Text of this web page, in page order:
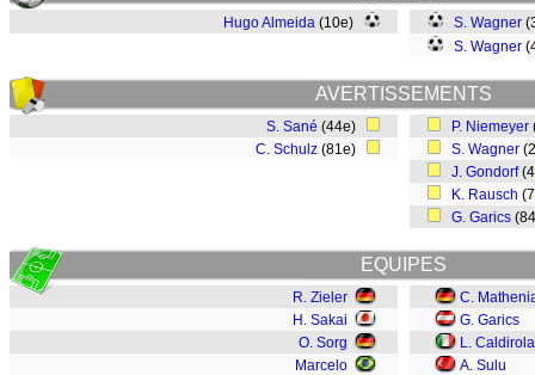
Hugo Almeida (10e) S. Wagner
S. Wagner
AVERTISSEMENTS
S. Sané (44e)
C. Schulz (81e)
P. Niemeyer
S. Wagner
J. Gondorf
K. Rausch
G. Garics
EQUIPES
R. Zieler
H. Sakai
O. Sorg
Marcelo
C.
G. Garics
L. Caldirola
A. Sulu